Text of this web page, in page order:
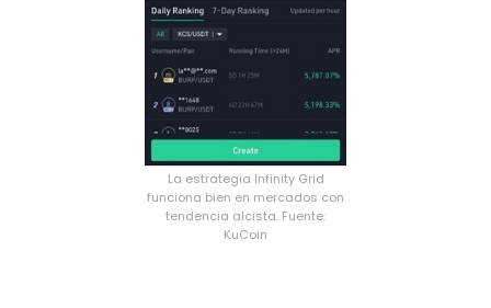
La estrategia Infinity Grid
funciona bien en mercados con
tendencia alcista. Fuente:
KuCoin